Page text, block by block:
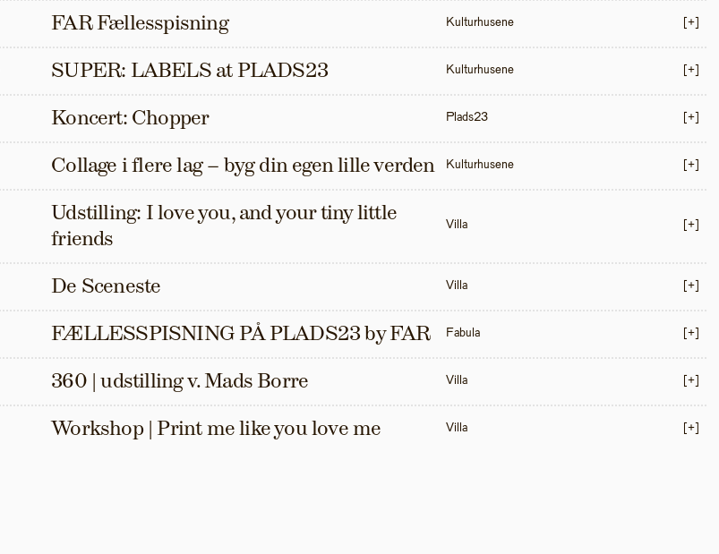
FAR Fællesspisning Kulturhusene [+]
SUPER: LABELS at PLADS23 Kulturhusene [+]
Koncert: Chopper Plads23 [+]
Collage i flere lag – byg din egen lille verden Kulturhusene [+]
Udstilling: I love you, and your tiny little
friends
Villa [+]
De Sceneste Villa [+]
FÆLLESSPISNING PÅ PLADS23 by FAR Fabula [+]
360 | udstilling v. Mads Borre Villa [+]
Workshop | Print me like you love me Villa [+]